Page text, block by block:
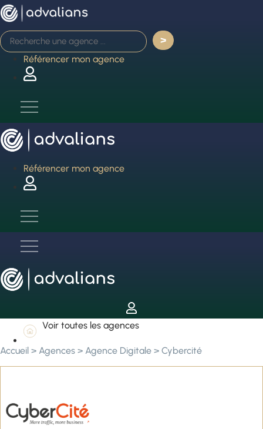
Aller
au
contenu
Référencer mon agence
Référencer mon agence
Voir toutes les agences
Accueil > Agences > Agence Digitale > Cybercité